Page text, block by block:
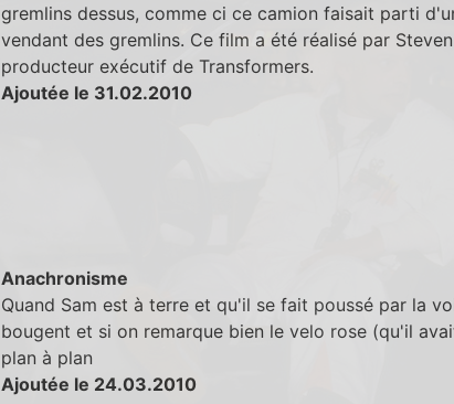
gremlins dessus, comme ci ce camion faisait parti
vendant des gremlins. Ce film a été réalisé par
producteur exécutif de Transformers.
Ajoutée le 31.02.2010
Anachronisme
Quand Sam est à terre et qu'il se fait poussé par la
bougent et si on remarque bien le velo rose (qu'il
plan à plan
Ajoutée le 24.03.2010